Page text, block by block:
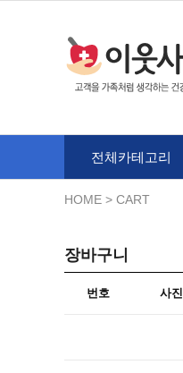
전체카테고리
HOME > CART
장바구니
번호 사진